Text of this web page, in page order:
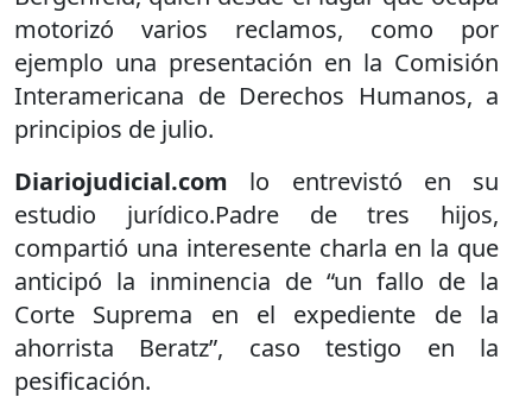
motorizó varios reclamos, como por
ejemplo una presentación en la Comisión
Interamericana de Derechos Humanos, a
principios de julio.
Diariojudicial.com lo entrevistó en su
estudio jurídico.Padre de tres hijos,
compartió una interesente charla en la que
anticipó la inminencia de “un fallo de la
Corte Suprema en el expediente de la
ahorrista Beratz”, caso testigo en la
pesificación.